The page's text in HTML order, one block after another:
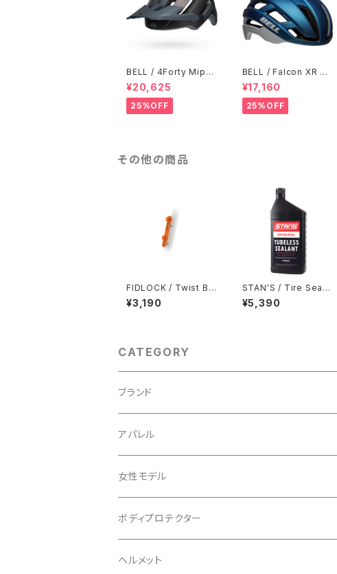
BELL / 4Forty Mips /
Matte Titanium-Cha
rcoal
¥20,625
25%OFF
BELL / Falcon XR Mi
ps Helmet / Blue-Gr
ay
¥17,160
25%OFF
その他の商品
FIDLOCK / Twist Bik
e Base / Orange
¥3,190
STAN'S / Tire Seala
nt 1,000ml
¥5,390
CATEGORY
ブランド
ABUS/アブス
ADEPT/アデプト
AENOMALY/アエノマリー
ALL MOUNTAIN STYLE
アパレル
Tシャツ
ジャージ
ロングスリーブ
ジャケット
女性モデル
ボディプロテクター
エルボー/肘
ヘルメット